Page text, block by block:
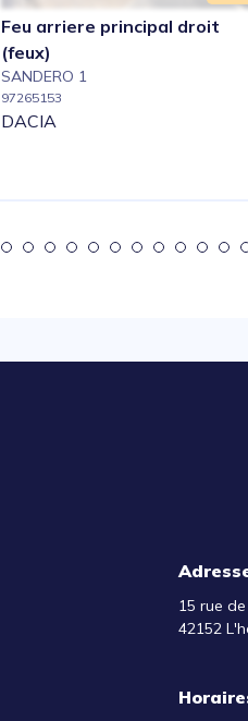
Feu arriere principal droit
(feux)
SANDERO 1
97265153
DACIA
15 rue
42152